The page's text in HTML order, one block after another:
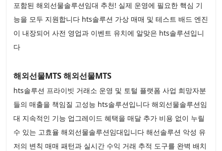
포함된 해외선물솔루션임대 추천! 실제 운영에 필요한 핵심 기
능을 모두 지원합니다 hts솔루션 가상 매매 및 테스트 배드 엔진
이 내장되어 사전 영업과 이벤트 유치에 알맞은 hts솔루션입니
다
해외선물MTS 해외선물MTS
hts솔루션 프라이빗 거래소 운영 및 토털 플랫폼 사업 희망자분
들의 매출을 책임질 고성능 hts솔루션입니다 해외선물솔루션임
대 지속적인 기능 업그레이드 혜택을 매달 추가 비용 없이 누릴
수 있는 고효율 해외선물솔루션임대입니다 해선솔루션 악성 유
저의 변칙 매매 패턴과 실시간 수익 거래 추적 도구를 완벽 배치